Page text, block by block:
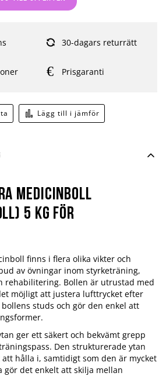
Lägg till i jämför
30-dagars returrätt
Prisgaranti
medicinboll
5 kg för
finns i flera olika vikter och
av övningar inom styrketräning,
rehabilitering. Bollen är utrustad med
möjligt att justera lufttrycket efter
studs och gör den enkel att
ger ett säkert och bekvämt grepp
Den strukturerade ytan
hålla i, samtidigt som den är mycket
gör det enkelt att skilja mellan